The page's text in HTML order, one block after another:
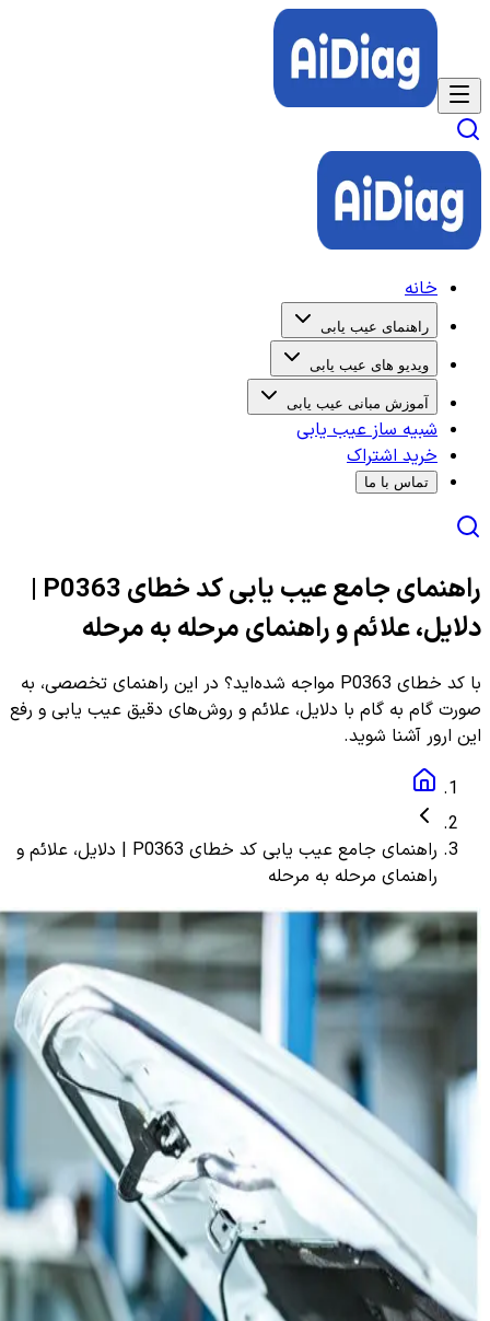
خانه
راهنمای عیب یابی
ویدیو های عیب یابی
آموزش مبانی عیب یابی
شبیه ساز عیب یابی
خرید اشتراک
تماس با ما
راهنمای جامع عیب یابی کد خطای P0363 |
دلایل، علائم و راهنمای مرحله به مرحله
با کد خطای P0363 مواجه شده‌اید؟ در این راهنمای تخصصی، به
صورت گام به گام با دلایل، علائم و روش‌های دقیق عیب یابی و رفع
این ارور آشنا شوید.
راهنمای جامع عیب یابی کد خطای P0363 | دلایل، علائم و
راهنمای مرحله به مرحله